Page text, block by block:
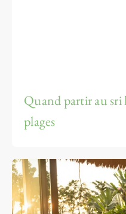
Quand partir au
plages